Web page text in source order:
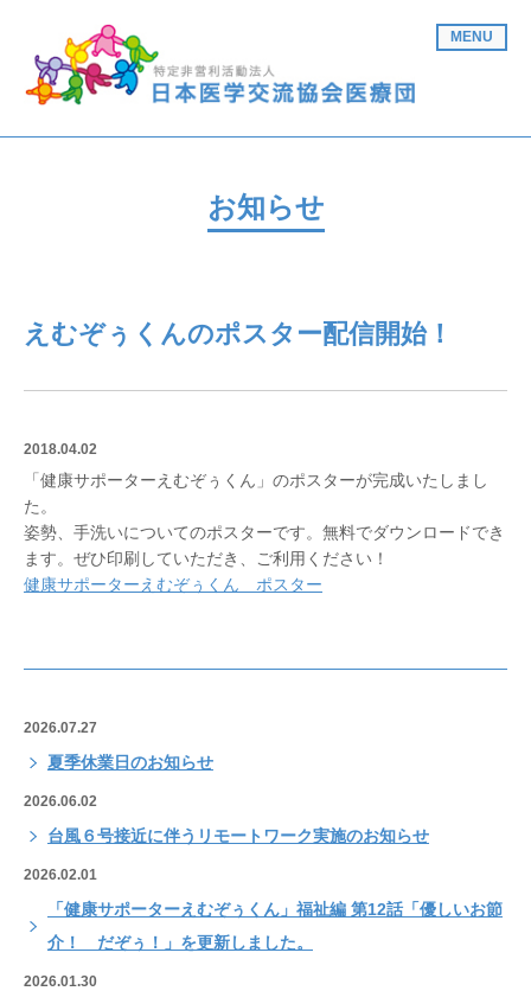
MENU
お知らせ
えむぞぅくんのポスター配信開始！
2018.04.02
「健康サポーターえむぞぅくん」のポスターが完成いたしまし
た。
姿勢、手洗いについてのポスターです。無料でダウンロードでき
ます。ぜひ印刷していただき、ご利用ください！
健康サポーターえむぞぅくん ポスター
2026.07.27
夏季休業日のお知らせ
2026.06.02
台風６号接近に伴うリモートワーク実施のお知らせ
2026.02.01
「健康サポーターえむぞぅくん」福祉編 第12話「優しいお節
介！ だぞぅ！」を更新しました。
2026.01.30